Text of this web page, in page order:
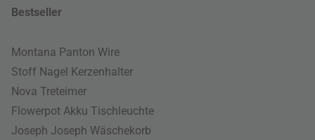
Bestseller
Montana Panton Wire
Stoff Nagel Kerzenhalter
Nova Treteimer
Flowerpot Akku Tischleuchte
Joseph Joseph Wäschekorb